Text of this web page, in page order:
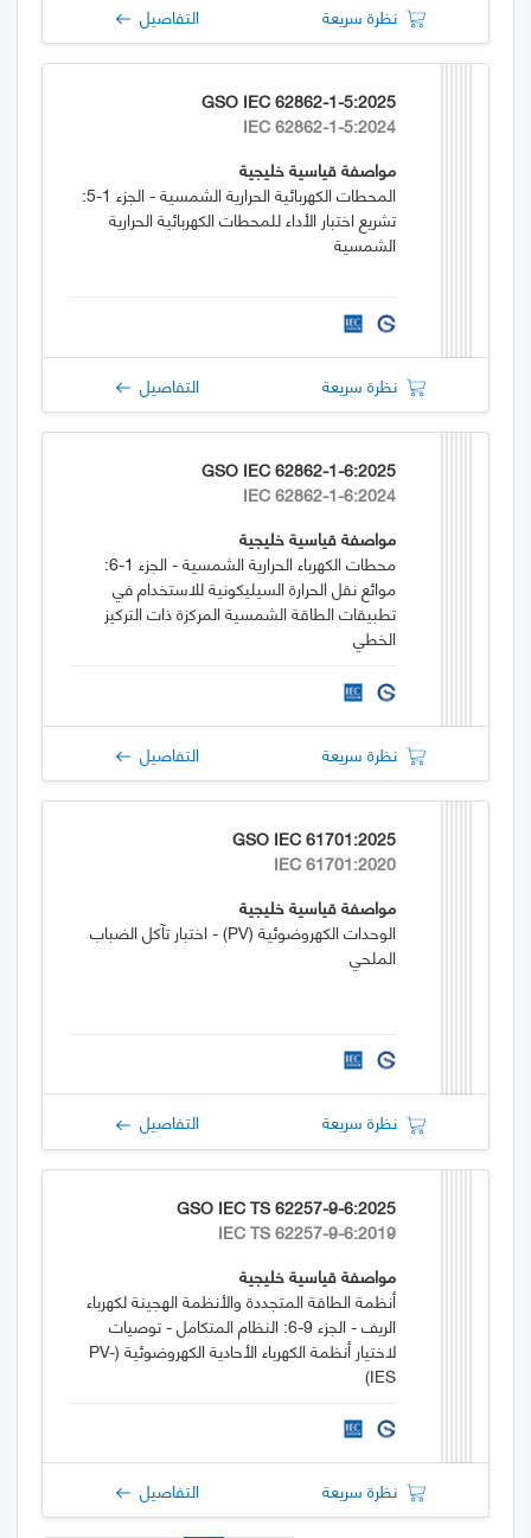
نظرة سريعة التفاصيل
GSO IEC 62862-1-5:2025
IEC 62862-1-5:2024
مواصفة قياسية خليجية
المحطات الكهربائية الحرارية الشمسية - الجزء 1-5:
تشريع اختبار الأداء للمحطات الكهربائية الحرارية
الشمسية
نظرة سريعة التفاصيل
GSO IEC 62862-1-6:2025
IEC 62862-1-6:2024
مواصفة قياسية خليجية
محطات الكهرباء الحرارية الشمسية - الجزء 1-6:
موائع نقل الحرارة السيليكونية للاستخدام في
تطبيقات الطاقة الشمسية المركزة ذات التركيز
الخطي
نظرة سريعة التفاصيل
GSO IEC 61701:2025
IEC 61701:2020
مواصفة قياسية خليجية
الوحدات الكهروضوئية (PV) - اختبار تآكل الضباب
الملحي
نظرة سريعة التفاصيل
GSO IEC TS 62257-9-6:2025
IEC TS 62257-9-6:2019
مواصفة قياسية خليجية
أنظمة الطاقة المتجددة والأنظمة الهجينة لكهرباء
الريف - الجزء 9-6: النظام المتكامل - توصيات
لاختيار أنظمة الكهرباء الأحادية الكهروضوئية (PV-
IES)
نظرة سريعة التفاصيل